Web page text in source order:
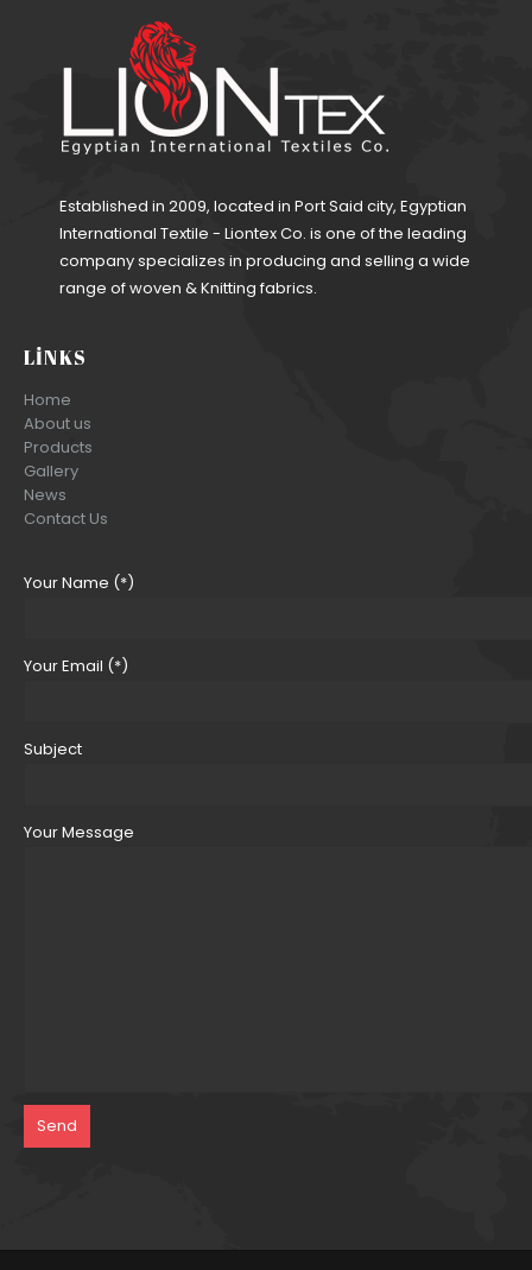
Established in 2009, located in Port Said city, Egyptian
International Textile - Liontex Co. is one of the leading
company specializes in producing and selling a wide
range of woven & Knitting fabrics.
LINKS
Home
About us
Products
Gallery
News
Contact Us
Your Name (*)
Your Email (*)
Subject
Your Message